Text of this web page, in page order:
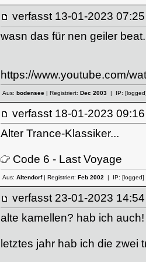
verfasst 13-01-2023
wasn das für nen geiler beat.
https://www.youtube.com/
Aus: bodensee| Registriert: Dec 2003| IP:
verfasst 18-01-2023
Alter Trance-Klassiker...
Code 6 - Last Voyage
Aus: Altendorf| Registriert: Feb 2002| IP: [logged]
verfasst 23-01-2023
alte kamellen? hab ich
letztes jahr hab ich die zwei